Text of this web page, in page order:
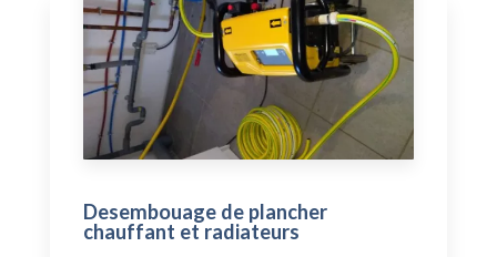
Desembouage de plancher
chauffant et radiateurs